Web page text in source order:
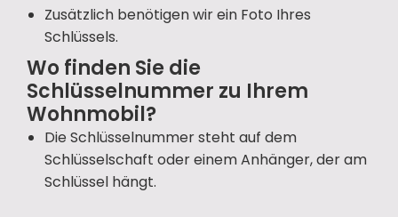
Zusätzlich benötigen wir ein Foto Ihres
Schlüssels.
Wo finden Sie die
Schlüsselnummer zu Ihrem
Wohnmobil?
Die Schlüsselnummer steht auf dem
Schlüsselschaft oder einem Anhänger, der am
Schlüssel hängt.